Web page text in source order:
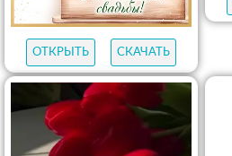
ОТКРЫТЬ СКАЧАТЬ